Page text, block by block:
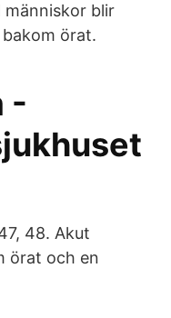
blir
örat.
-
48. Akut
örat och en